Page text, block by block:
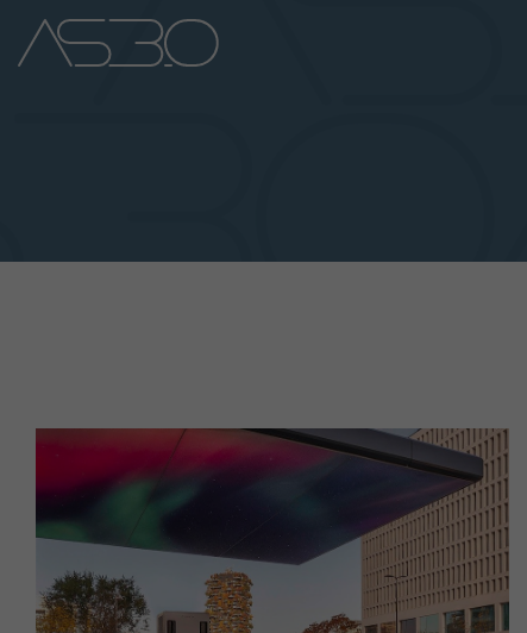
Auto Usate
Novità Sui Nostri Veicoli
Lavora Con Noi